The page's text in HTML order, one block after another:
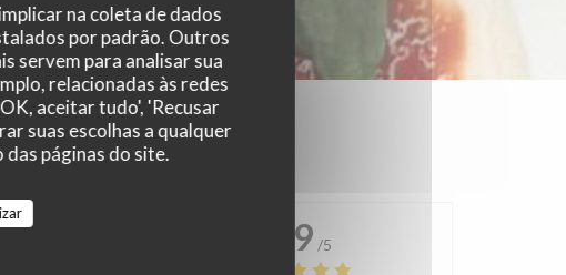
na coleta de dados
por padrão. Outros
servem para analisar sua
relacionadas às redes
aceitar tudo', 'Recusar
suas escolhas a qualquer
páginas do site.
4.9 /5